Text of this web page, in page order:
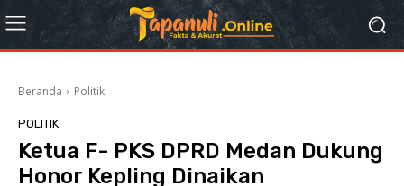
Beranda Politik
POLITIK
Ketua F- PKS DPRD Medan Dukung
Honor Kepling Dinaikan